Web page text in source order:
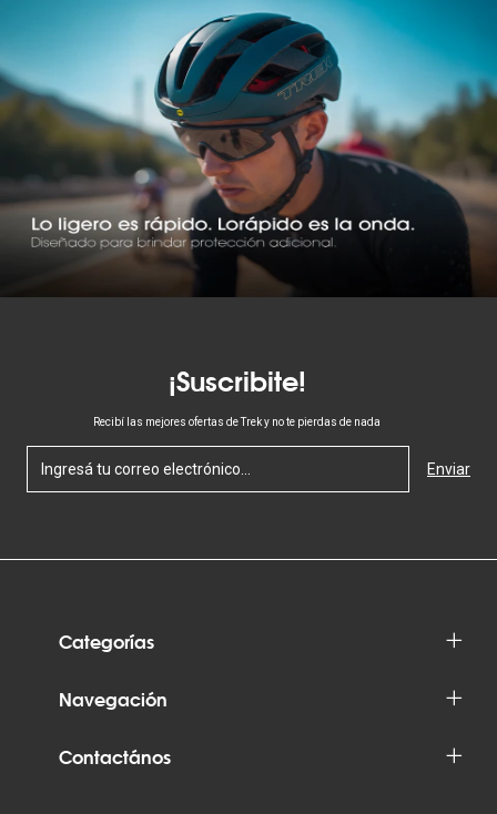
¡Suscribite!
Recibí las mejores ofertas de Trek y no te pierdas de nada
Categorías
Navegación
Contactános